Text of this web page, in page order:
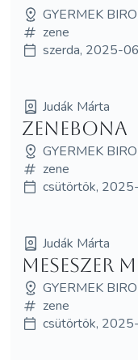
GYERMEK
zene
szerda, 2025-
Judák Márta
Zenebona
GYERMEK
zene
csütörtök,
Judák Márta
MeseSzer
GYERMEK
zene
csütörtök,